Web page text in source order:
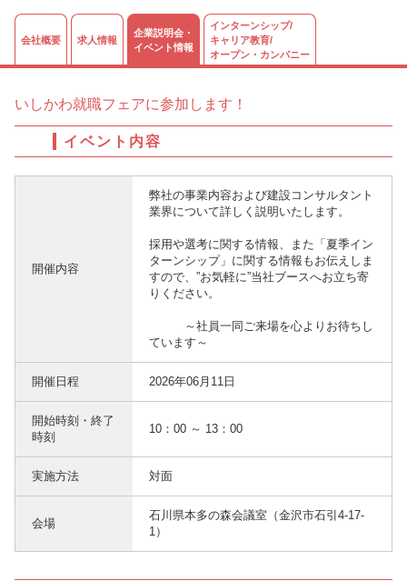
会社概要 求人情報
企業説明会・
イベント情報
インターンシップ/
キャリア教育/
オープン・カンパニー
いしかわ就職フェアに参加します！
イベント内容
開催内容
弊社の事業内容および建設コンサルタント
業界について詳しく説明いたします。
採用や選考に関する情報、また「夏季イン
ターンシップ」に関する情報もお伝えしま
すので、”お気軽に”当社ブースへお立ち寄
りください。
～社員一同ご来場を心よりお待ちし
ています～
開催日程 2026年06月11日
開始時刻・終了
時刻
10：00 ～ 13：00
実施方法 対面
会場
石川県本多の森会議室（金沢市石引4-17-
1）